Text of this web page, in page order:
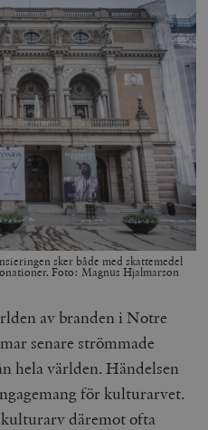
sker både med skattemedel
Foto: Magnus Hjalmarson
av branden i Notre
senare strömmade
hela världen. Händelsen
för kulturarvet.
däremot ofta